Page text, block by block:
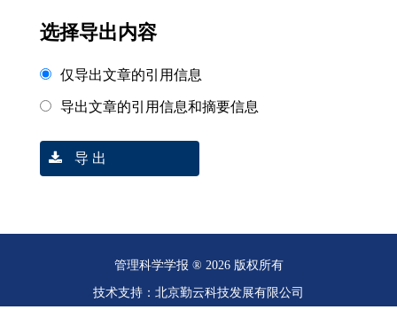
选择导出内容
仅导出文章的引用信息
导出文章的引用信息和摘要信息
导 出
管理科学学报 ® 2026 版权所有
技术支持：北京勤云科技发展有限公司